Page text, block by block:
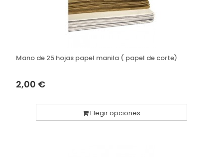
Mano de 25 hojas papel manila ( papel de corte)
2,00 €
Elegir opciones